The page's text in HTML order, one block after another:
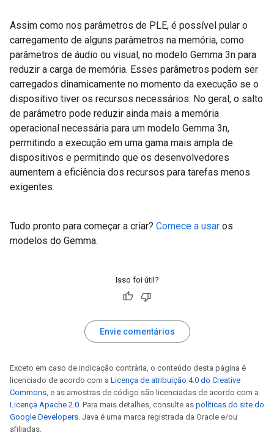
Assim como nos parâmetros de PLE, é possível pular o
carregamento de alguns parâmetros na memória, como
parâmetros de áudio ou visual, no modelo Gemma 3n para
reduzir a carga de memória. Esses parâmetros podem ser
carregados dinamicamente no momento da execução se o
dispositivo tiver os recursos necessários. No geral, o salto
de parâmetro pode reduzir ainda mais a memória
operacional necessária para um modelo Gemma 3n,
permitindo a execução em uma gama mais ampla de
dispositivos e permitindo que os desenvolvedores
aumentem a eficiência dos recursos para tarefas menos
exigentes.
Tudo pronto para começar a criar? Comece a usar os
modelos do Gemma.
Isso foi útil?
Envie comentários
Exceto em caso de indicação contrária, o conteúdo desta página é
licenciado de acordo com a Licença de atribuição 4.0 do Creative
Commons, e as amostras de código são licenciadas de acordo com a
Licença Apache 2.0. Para mais detalhes, consulte as políticas do site do
Google Developers. Java é uma marca registrada da Oracle e/ou
afiliadas.